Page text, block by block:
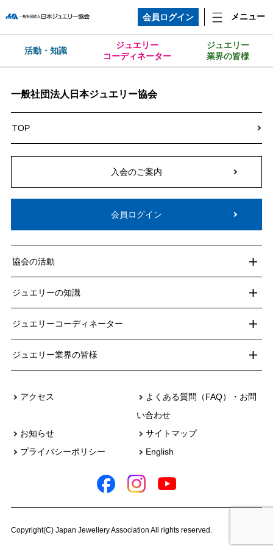
会員ログイン メニュー
活動・知識
ジュエリー
コーディネーター
ジュエリー
業界の皆様
一般社団法人日本ジュエリー協会
TOP
入会のご案内
会員ログイン
協会の活動
ジュエリーの知識
ジュエリーコーディネーター
ジュエリー業界の皆様
アクセス
よくある質問（FAQ）・お問
い合わせ
お知らせ
サイトマップ
プライバシーポリシー
English
Copyright(C) Japan Jewellery Association All rights reserved.